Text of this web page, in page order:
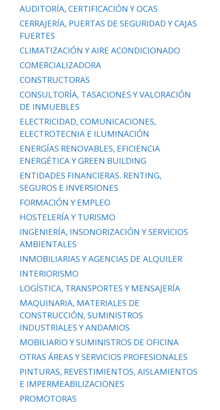
AUDITORÍA, CERTIFICACIÓN Y OCAS
CERRAJERÍA, PUERTAS DE SEGURIDAD Y CAJAS
FUERTES
CLIMATIZACIÓN Y AIRE ACONDICIONADO
COMERCIALIZADORA
CONSTRUCTORAS
CONSULTORÍA, TASACIONES Y VALORACIÓN
DE INMUEBLES
ELECTRICIDAD, COMUNICACIONES,
ELECTROTECNIA E ILUMINACIÓN
ENERGÍAS RENOVABLES, EFICIENCIA
ENERGÉTICA Y GREEN BUILDING
ENTIDADES FINANCIERAS. RENTING,
SEGUROS E INVERSIONES
FORMACIÓN Y EMPLEO
HOSTELERÍA Y TURISMO
INGENIERÍA, INSONORIZACIÓN Y SERVICIOS
AMBIENTALES
INMOBILIARIAS Y AGENCIAS DE ALQUILER
INTERIORISMO
LOGÍSTICA, TRANSPORTES Y MENSAJERÍA
MAQUINARIA, MATERIALES DE
CONSTRUCCIÓN, SUMINISTROS
INDUSTRIALES Y ANDAMIOS
MOBILIARIO Y SUMINISTROS DE OFICINA
OTRAS ÁREAS Y SERVICIOS PROFESIONALES
PINTURAS, REVESTIMIENTOS, AISLAMIENTOS
E IMPERMEABILIZACIONES
PROMOTORAS